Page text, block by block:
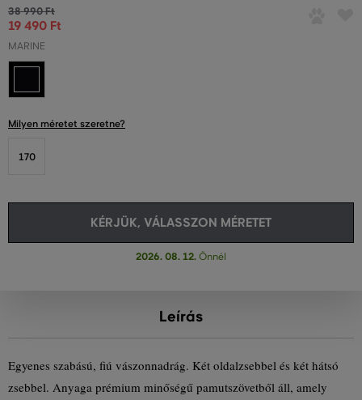
38 990 Ft
19 490 Ft
MARINE
Milyen méretet szeretne?
170
KÉRJÜK, VÁLASSZON MÉRETET
2026. 08. 12. Önnél
Leírás
Egyenes szabású, fiú vászonnadrág. Két oldalzsebbel és két hátsó
zsebbel. Anyaga prémium minőségű pamutszövetből áll, amely